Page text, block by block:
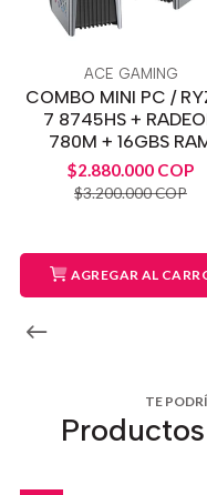
ACE GAMING
COMBO MINI PC /
7 8745HS +
780M + 16GBS
$2.880.000 COP
$3.200.000 COP
AGREGAR AL
TE